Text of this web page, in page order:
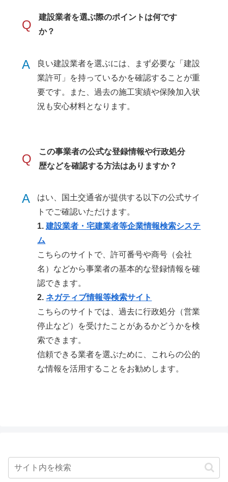
Q
建設業者を選ぶ際のポイントは何です
か？
A
良い建設業者を選ぶには、まず必要な「建設
業許可」を持っているかを確認することが重
要です。また、過去の施工実績や保険加入状
況も安心材料となります。
Q
この事業者の公式な登録情報や行政処分
歴などを確認する方法はありますか？
A
はい、国土交通省が提供する以下の公式サイ
トでご確認いただけます。
1.建設業者・宅建業者等企業情報検索システ
ム
こちらのサイトで、許可番号や商号（会社
名）などから事業者の基本的な登録情報を確
認できます。
2.ネガティブ情報等検索サイト
こちらのサイトでは、過去に行政処分（営業
停止など）を受けたことがあるかどうかを検
索できます。
信頼できる業者を選ぶために、これらの公的
な情報を活用することをお勧めします。